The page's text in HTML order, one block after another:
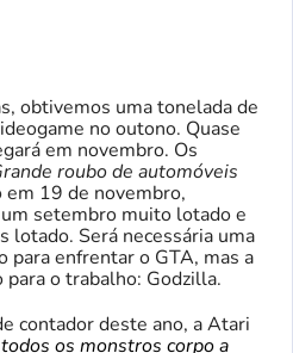
obtivemos uma tonelada de
no outono. Quase
em novembro. Os
roubo de automóveis
em 19 de novembro,
setembro muito lotado e
lotado. Será necessária uma
para enfrentar o GTA, mas a
o trabalho: Godzilla.
contador deste ano, a Atari
os monstros corpo a